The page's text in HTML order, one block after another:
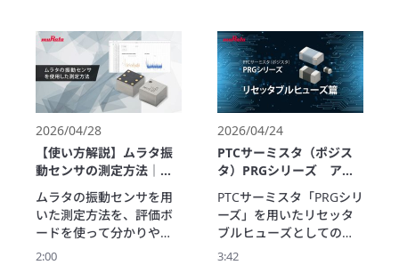
ーター読取ユニットの仕
組みや特長、導入メリッ
トについてわかりやすく
損失を実現します。
高い気密性と低吸湿性を
も兼ね備えた、次世代通
信を支える基盤技術をご
紹介します。
を高SN比で検知し、従来
では見逃されていた異常
の兆候を早期に捉えま
す。
本動画では、ベアリング
デモを通じて、潤滑不良
による異常振動の違いを
可視化。
一般的な10kHz帯域セン
サとの比較により、高周
波領域の重要性を分かり
やすく解説します。
2026/04/28
【使い方解説】ムラタ振
動センサの測定方法｜評
価ボードで簡単に振動デ
ータ取得
ムラタの振動センサを用
いた測定方法を、評価ボ
ードを使って分かりやす
く解説します。
2:00
2026/04/24
PTCサーミスタ（ポジス
タ）PRGシリーズ アプ
リケーション例 リセッ
タブルヒューズ篇
PTCサーミスタ「PRGシリ
ーズ」を用いたリセッタ
ブルヒューズとしての過
電流保護例を紹介しま
3:42